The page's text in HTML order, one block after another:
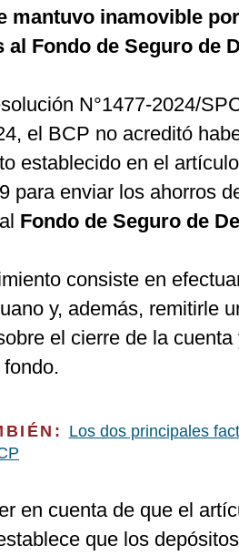
mantuvo inamovible
al Fondo de Seguro de
N°1477-2024/
el BCP no acreditó
establecido en el
para enviar los ahorros
Fondo de Seguro de
consiste en
y, además, remitirle
el cierre de la
Los dos principales
en cuenta de que el
que los